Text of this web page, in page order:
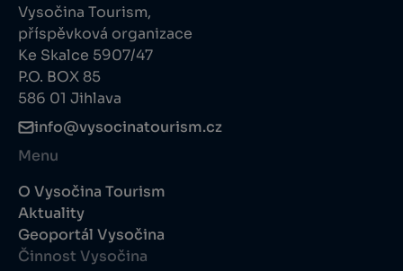
Vysočina Tourism,
příspěvková organizace
Ke Skalce 5907/47
P.O. BOX 85
586 01 Jihlava
info@vysocinatourism.cz
Menu
O Vysočina Tourism
Aktuality
Geoportál Vysočina
Činnost Vysočina